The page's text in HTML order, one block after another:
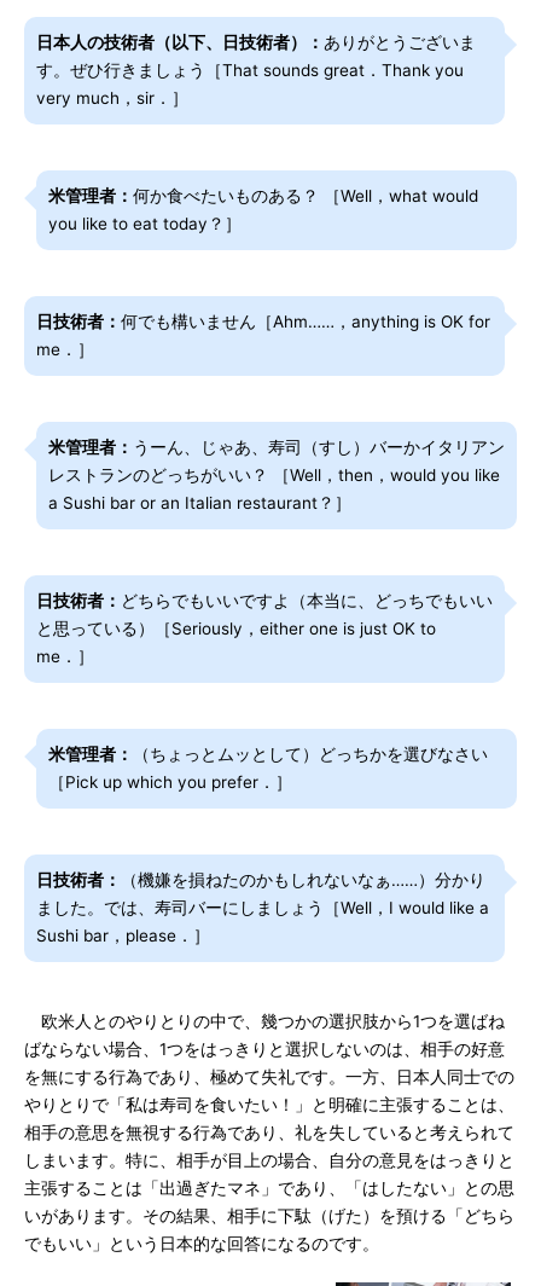
日本人の技術者（以下、日技術者）： ありがとうございま
す。ぜひ行きましょう［That sounds great．Thank you
very much，sir．］
米管理者： 何か食べたいものある？ ［Well，what would
you like to eat today？］
日技術者： 何でも構いません［Ahm……，anything is OK for
me．］
米管理者： うーん、じゃあ、寿司（すし）バーかイタリアン
レストランのどっちがいい？ ［Well，then，would you like
a Sushi bar or an Italian restaurant？］
日技術者： どちらでもいいですよ（本当に、どっちでもいい
と思っている）［Seriously，either one is just OK to
me．］
米管理者：
（ちょっとムッとして）どっちかを選びなさい
［Pick up which you prefer．］
日技術者：
（機嫌を損ねたのかもしれないなぁ……）分かり
ました。では、寿司バーにしましょう［Well，I would like a
Sushi bar，please．］
欧米人とのやりとりの中で、幾つかの選択肢から1つを選ばね
ばならない場合、1つをはっきりと選択しないのは、相手の好意
を無にする行為であり、極めて失礼です。一方、日本人同士での
やりとりで「私は寿司を食いたい！」と明確に主張することは、
相手の意思を無視する行為であり、礼を失していると考えられて
しまいます。特に、相手が目上の場合、自分の意見をはっきりと
主張することは「出過ぎたマネ」であり、「はしたない」との思
いがあります。その結果、相手に下駄（げた）を預ける「どちら
でもいい」という日本的な回答になるのです。